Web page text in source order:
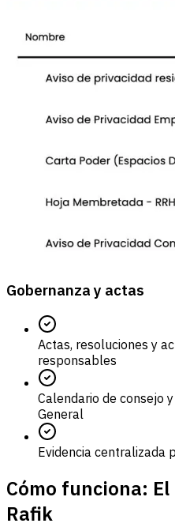
Gobernanza y actas
Actas, resoluciones y
responsables
Calendario de consejo
General
Evidencia centralizada
Cómo funciona:
Rafik